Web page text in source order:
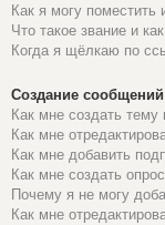
Как я могу
Что такое звание и
Когда я щёлкаю по
Создание сообщений
Как мне создать
Как мне
Как мне добавить
Как мне создать
Почему я не могу
Как мне